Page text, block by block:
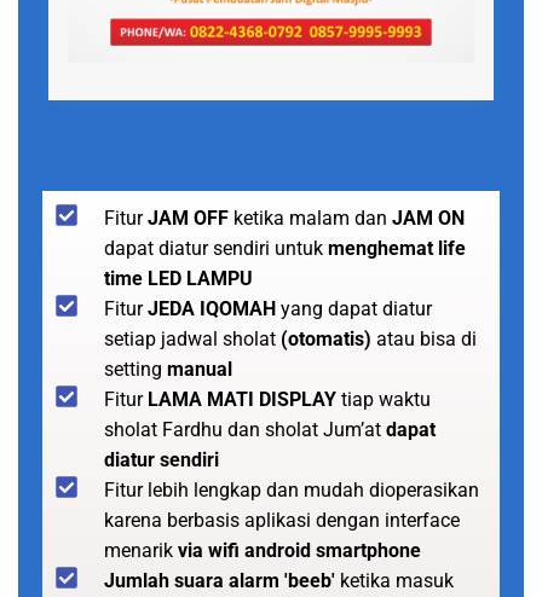
FiturJAM OFF ketika malam dan JAM ON
dapat diatur sendiri untuk menghemat life
time LED LAMPU
FiturJEDA IQOMAH yang dapat diatur
setiap jadwal sholat (otomatis) atau bisa di
setting manual
Fitur LAMA MATI DISPLAY tiap waktu
sholat Fardhu dan sholat Jum’at dapat
diatur sendiri
Fitur lebih lengkap dan mudah dioperasikan
karena berbasis aplikasi dengan interface
menarik via wifi android smartphone
Jumlah suara alarm 'beeb' ketika masuk